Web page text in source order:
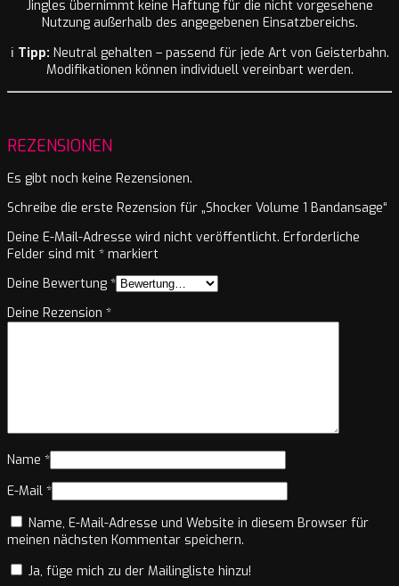
Jingles übernimmt keine Haftung für die nicht vorgesehene
Nutzung außerhalb des angegebenen Einsatzbereichs.
ℹ Tipp: Neutral gehalten – passend für jede Art von Geisterbahn.
Modifikationen können individuell vereinbart werden.
REZENSIONEN
Es gibt noch keine Rezensionen.
Schreibe die erste Rezension für „Shocker Volume 1 Bandansage“
Deine E-Mail-Adresse wird nicht veröffentlicht. Erforderliche
Felder sind mit * markiert
Deine Bewertung *
Deine Rezension *
Name *
E-Mail *
Name, E-Mail-Adresse und Website in diesem Browser für
meinen nächsten Kommentar speichern.
Ja, füge mich zu der Mailingliste hinzu!